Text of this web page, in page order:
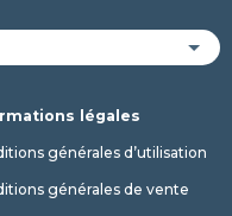
légales
générales d’utilisation
générales de vente